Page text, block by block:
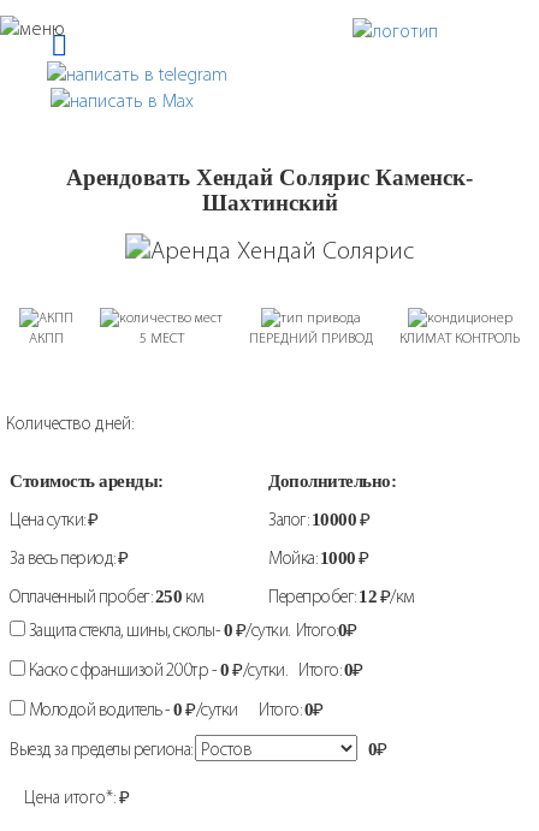
Арендовать Хендай Солярис Каменск-
Шахтинский
АКПП 5 МЕСТ ПЕРЕДНИЙ ПРИВОД КЛИМАТ КОНТРОЛЬ
Количество дней:
Стоимость аренды: Дополнительно:
Цена сутки:₽ Залог:10000₽
За весь период:₽ Мойка:1000₽
Оплаченный пробег: 250 км Перепробег:12₽/км
Защита стекла, шины, сколы-0₽/сутки. Итого:0₽
Каско с франшизой 200т.р -0₽/сутки. Итого:0₽
Молодой водитель -0₽/сутки Итого:0₽
Выезд за пределы региона:
0₽
Цена итого*:₽